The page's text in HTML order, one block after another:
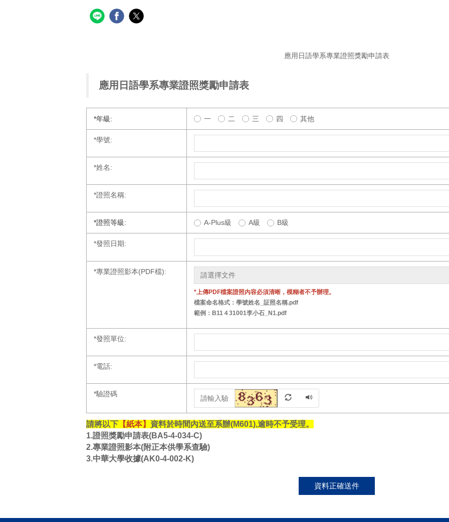
應用日語學系專業證照獎勵申請表
應用日語學系專業證照獎勵申請表
*年級: 一 二 三 四 其他
*學號:
*姓名:
*證照名稱:
*證照等級: A-Plus級 A級 B級
*發照日期:
*專業證照影本(PDF檔):
*上傳PDF檔案證照內容必須清晰，模糊者不予辦理。
檔案命名格式：學號姓名_証照名稱.pdf
範例：B11４31001李小石_N1.pdf
*發照單位:
*電話:
*驗證碼
請將以下 【紙本】 資料於時間內送至系辦(M601),逾時不予受理。
1.證照獎勵申請表(BA5-4-034-C)
2.專業證照影本(附正本供學系查驗)
3.中華大學收據(AK0-4-002-K)
資料正確送件